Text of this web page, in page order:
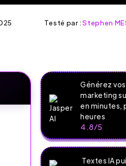
Testé par :Stephen
Générez
marketing
en minutes,
heures
4.8/5
Textes IA